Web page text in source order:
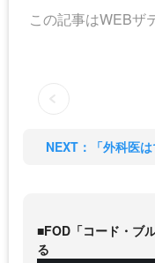
この記事はWEBザ
NEXT：「外科医
■FOD「コード・ブ
る